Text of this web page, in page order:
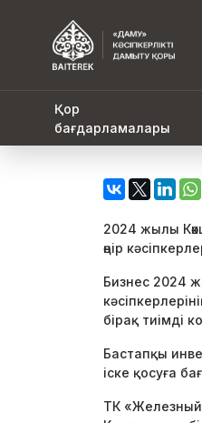
Қор
бағдарламалары
2024 жылы
өңір
Бизнес 2024
бірақ тиімді
Бастапқы
іске қосуға
ТК